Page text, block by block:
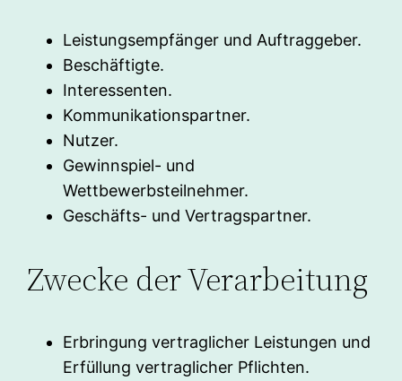
Leistungsempfänger und Auftraggeber.
Beschäftigte.
Interessenten.
Kommunikationspartner.
Nutzer.
Gewinnspiel- und
Wettbewerbsteilnehmer.
Geschäfts- und Vertragspartner.
Zwecke der Verarbeitung
Erbringung vertraglicher Leistungen und
Erfüllung vertraglicher Pflichten.